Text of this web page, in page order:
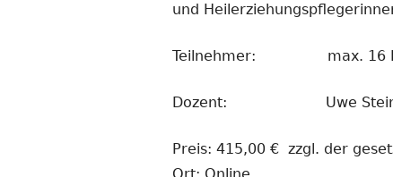
und
Teilnehmer: max. 16
Dozent: Uwe
Preis: 415,00 € zzgl. der